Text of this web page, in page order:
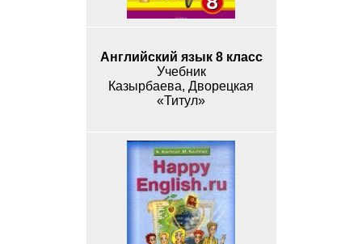
Английский язык 8 класс
Учебник
Казырбаева, Дворецкая
«Титул»